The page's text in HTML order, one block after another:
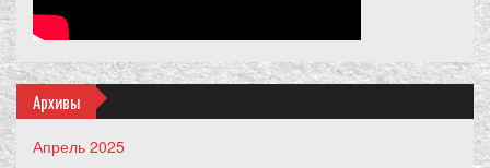
Архивы
Апрель 2025